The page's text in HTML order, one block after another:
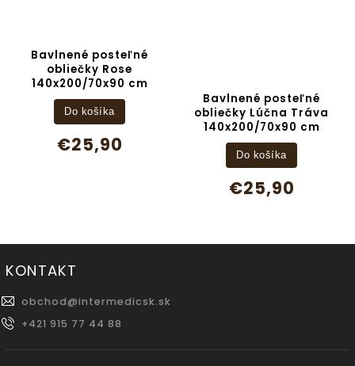
Bavlnené posteľné
obliečky Rose
140x200/70x90 cm
€25,90
Do košíka
Bavlnené posteľné
obliečky Lúčna Tráva
140x200/70x90 cm
€25,90
Do košíka
KONTAKT
obchod@intermedicsk.sk
+421 915 77 44 88